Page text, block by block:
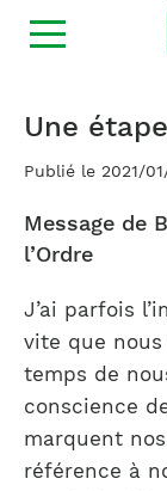
Ouvrir
la
Une
Publié le 2021/
Message de
l’Ordre
J’ai parfois
vite que nous
temps de
conscience
marquent
référence à